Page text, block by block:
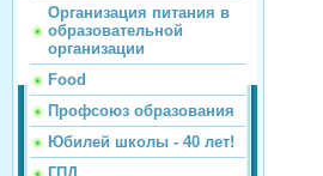
Организация питания в
образовательной
организации
Food
Профсоюз образования
Юбилей школы - 40 лет!